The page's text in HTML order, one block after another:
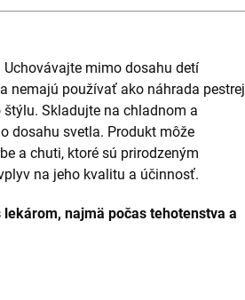
mimo dosahu detí
nemajú používať ako náhrada pestrej
Skladujte na chladnom a
dosahu svetla. Produkt môže
a chuti, ktoré sú prirodzeným
na jeho kvalitu a účinnosť.
najmä počas tehotenstva a